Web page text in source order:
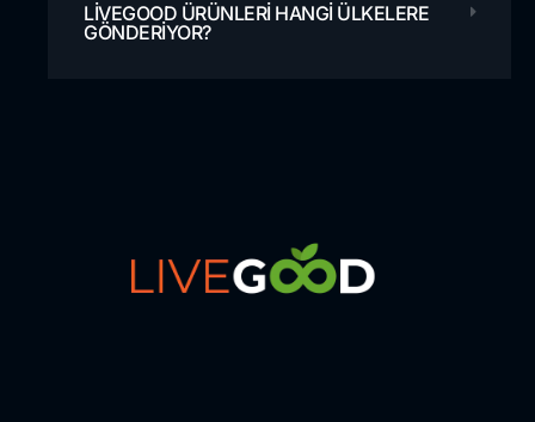
LIVEGOOD ÜRÜNLERI HANGI ÜLKELERE
GÖNDERIYOR?